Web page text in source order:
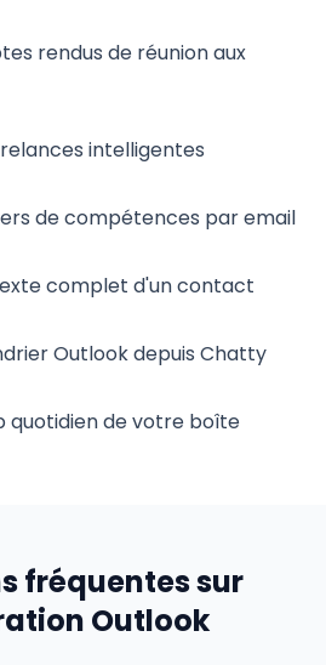
rendus de réunion aux
intelligentes
de compétences par email
complet d'un contact
Outlook depuis Chatty
quotidien de votre boîte
fréquentes sur
Outlook